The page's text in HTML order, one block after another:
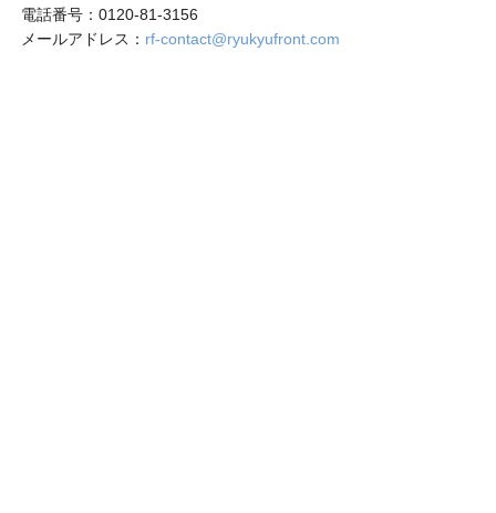
電話番号：0120-81-3156
メールアドレス： rf-contact@ryukyufront.com